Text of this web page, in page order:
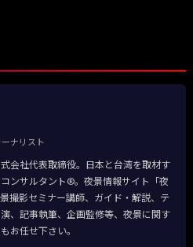
ナリスト
会社代表取締役。日本と台湾を取材す
ンサルタント®。夜景情報サイト「夜
撮影セミナー講師、ガイド・解説、テ
、記事執筆、企画監修等、夜景に関す
お任せ下さい。